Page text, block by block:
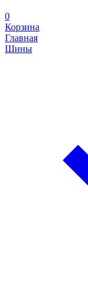
0
Корзина
Главная
Шины